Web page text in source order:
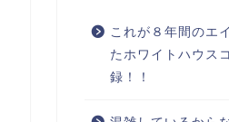
これが８年間のエ
たホワイトハウス
録！！